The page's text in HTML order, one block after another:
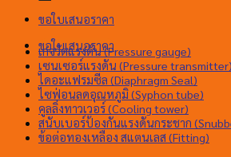
ขอใบเสนอราคา
ขอใบเสนอราคา
เกจวัดแรงดัน (Pressure gauge)
เซนเซอร์แรงดัน (Pressure transmitter)
ไดอะแฟรมซีล (Diaphragm Seal)
ไซฟ่อนลดอุณหภูมิ (Syphon tube)
คูลลิ่งทาวเวอร์ (Cooling tower)
สนับเบอร์ป้องกันแรงดันกระชาก
ข้อต่อทองเหลือง สแตนเลส (Fitting)